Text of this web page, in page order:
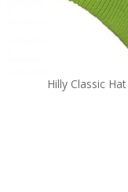
Hilly Classic Hat